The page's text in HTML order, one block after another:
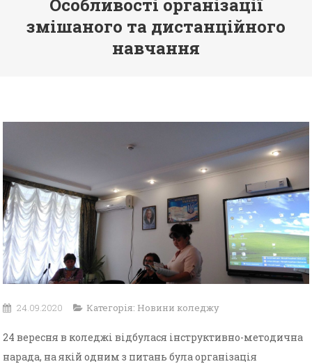
Особливості організації
змішаного та дистанційного
навчання
24.09.2020 Категорія: Новини коледжу
24 вересня в коледжі відбулася інструктивно-методична
нарада, на якій одним з питань була організація